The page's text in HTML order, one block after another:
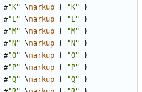
#"K" \markup { "K"
}
#"L" \markup { "L"
}
#"M" \markup { "M"
}
#"N" \markup { "N"
}
#"O" \markup { "O"
}
#"P" \markup { "P"
}
#"Q" \markup { "Q"
}